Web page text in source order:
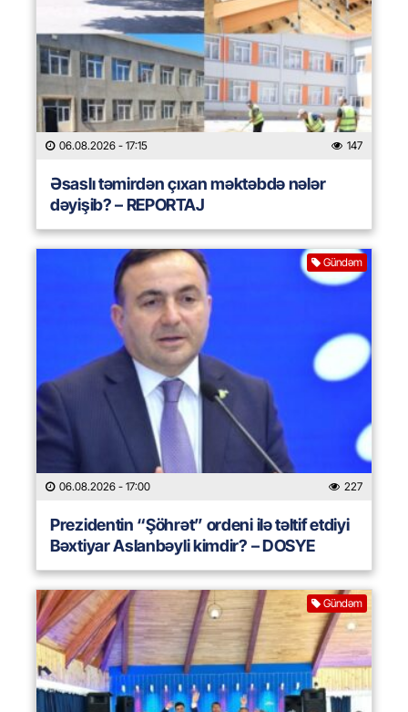
06.08.2026 - 17:15 147
Əsaslı təmirdən çıxan məktəbdə nələr
dəyişib? – REPORTAJ
Gündəm
06.08.2026 - 17:00 227
Prezidentin “Şöhrət” ordeni ilə təltif etdiyi
Bəxtiyar Aslanbəyli kimdir? – DOSYE
Gündəm